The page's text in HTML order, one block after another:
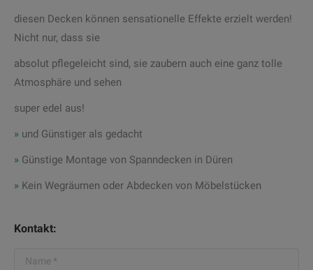
diesen Decken können sensationelle Effekte erzielt werden!
Nicht nur, dass sie
absolut pflegeleicht sind, sie zaubern auch eine ganz tolle
Atmosphäre und sehen
super edel aus!
» und Günstiger als gedacht
» Günstige Montage von Spanndecken in Düren
» Kein Wegräumen oder Abdecken von Möbelstücken
Kontakt:
Name *